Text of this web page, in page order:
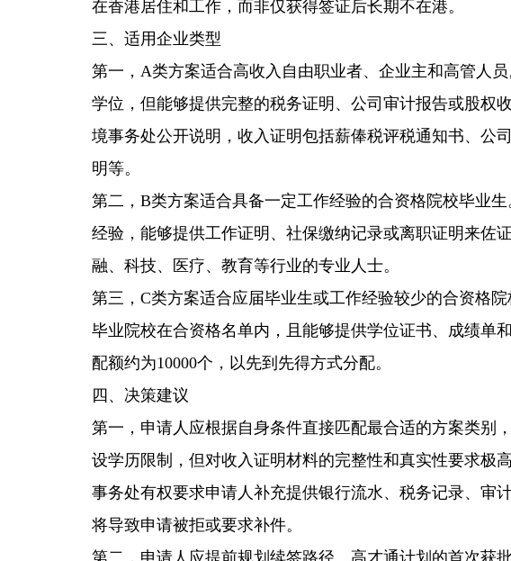
在香港居住和工作，而非仅获得签证后长期不在港。
三、适用企业类型
第一，A类方案适合高收入自由职业者、企业主和高管人
学位，但能够提供完整的税务证明、公司审计报告或股权
境事务处公开说明，收入证明包括薪俸税评税通知书、公
明等。
第二，B类方案适合具备一定工作经验的合资格院校毕业
经验，能够提供工作证明、社保缴纳记录或离职证明来佐
融、科技、医疗、教育等行业的专业人士。
第三，C类方案适合应届毕业生或工作经验较少的合资格
毕业院校在合资格名单内，且能够提供学位证书、成绩单
配额约为10000个，以先到先得方式分配。
四、决策建议
第一，申请人应根据自身条件直接匹配最合适的方案类别
设学历限制，但对收入证明材料的完整性和真实性要求极
事务处有权要求申请人补充提供银行流水、税务记录、审
将导致申请被拒或要求补件。
第二，申请人应提前规划续签路径。高才通计划的首次获